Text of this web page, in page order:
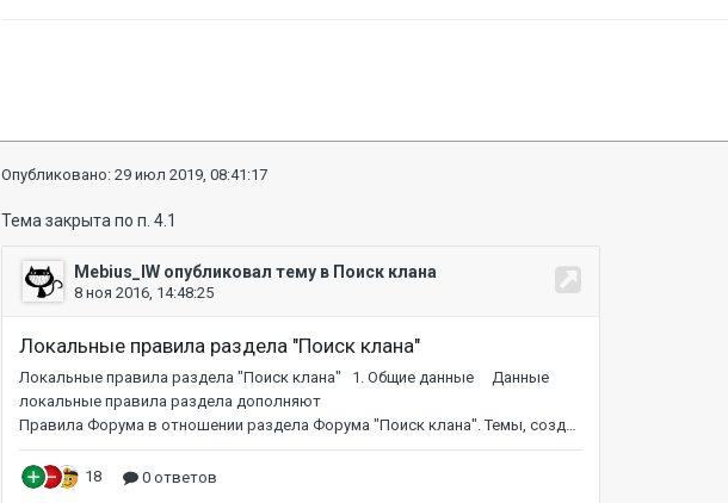
Опубликовано:29 июл 2019, 08:41:17
Тема закрыта по п. 4.1